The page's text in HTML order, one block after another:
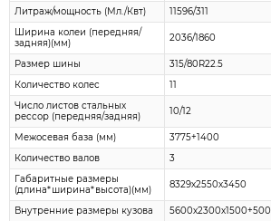
Литраж/мощность (Мл./Квт)
11596/311
Ширина колеи (передняя/
задняя)(мм)
2036/1860
Размер шины
315/80R22.5
Количество колес
11
Число листов стальных
рессор (передняя/задняя)
10/12
Межосевая база (мм)
3775+1400
Количество валов
3
Габаритные размеры
(длина*ширина*высота)(мм)
8329х2550х3450
Внутренние размеры кузова
5600х2300х1500+500